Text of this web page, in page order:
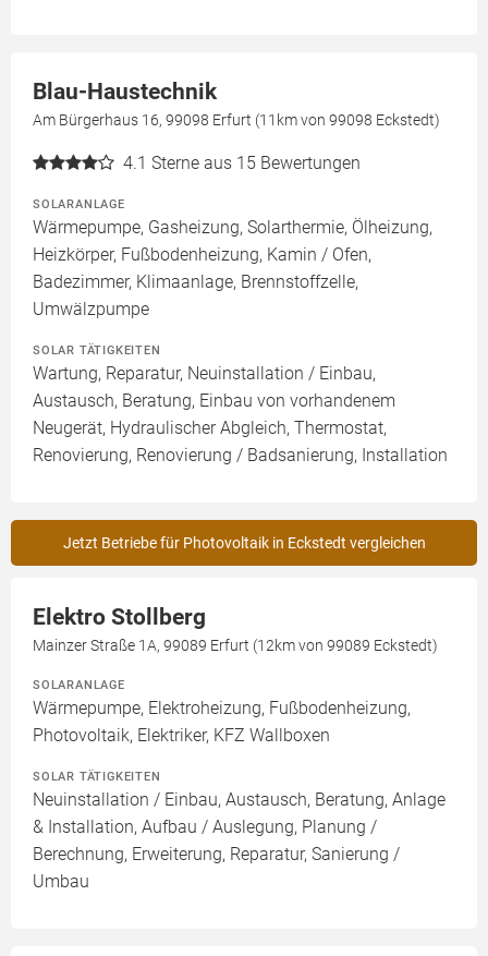
Blau-Haustechnik
Am Bürgerhaus 16, 99098 Erfurt (11km von 99098 Eckstedt)
4.1 Sterne aus 15 Bewertungen
SOLARANLAGE
Wärmepumpe, Gasheizung, Solarthermie, Ölheizung,
Heizkörper, Fußbodenheizung, Kamin / Ofen,
Badezimmer, Klimaanlage, Brennstoffzelle,
Umwälzpumpe
SOLAR TÄTIGKEITEN
Wartung, Reparatur, Neuinstallation / Einbau,
Austausch, Beratung, Einbau von vorhandenem
Neugerät, Hydraulischer Abgleich, Thermostat,
Renovierung, Renovierung / Badsanierung, Installation
Jetzt Betriebe für Photovoltaik in Eckstedt vergleichen
Elektro Stollberg
Mainzer Straße 1A, 99089 Erfurt (12km von 99089 Eckstedt)
SOLARANLAGE
Wärmepumpe, Elektroheizung, Fußbodenheizung,
Photovoltaik, Elektriker, KFZ Wallboxen
SOLAR TÄTIGKEITEN
Neuinstallation / Einbau, Austausch, Beratung, Anlage
& Installation, Aufbau / Auslegung, Planung /
Berechnung, Erweiterung, Reparatur, Sanierung /
Umbau